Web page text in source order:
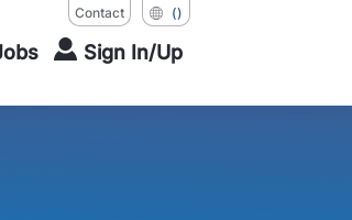
Contact ()
Sign In/Up